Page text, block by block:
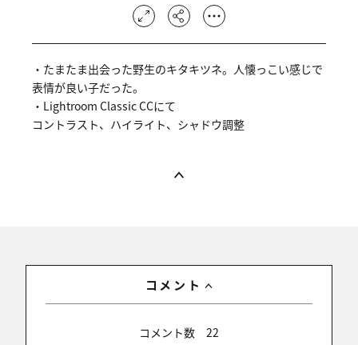
・たまたま出会った野生のキタキツネ。人懐っこい感じで
表情が良い子だった。
・Lightroom Classic CCにて
コントラスト、ハイライト、シャドウ調整
コメント
コメント数 22